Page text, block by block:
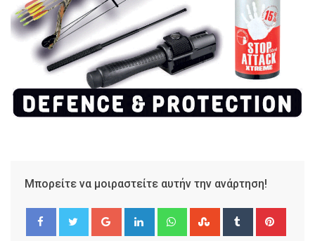
Μπορείτε να μοιραστείτε αυτήν την ανάρτηση!
Google+ LinkedIn WhatsappStumbleUpon
Tumblr